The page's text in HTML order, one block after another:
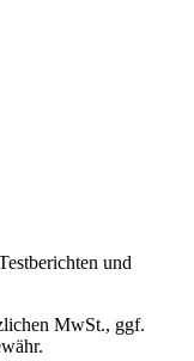
und
MwSt., ggf.